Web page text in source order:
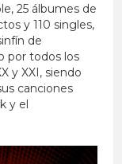
25 álbumes de
y 110 singles,
de
por todos los
y XXI, siendo
canciones
y el